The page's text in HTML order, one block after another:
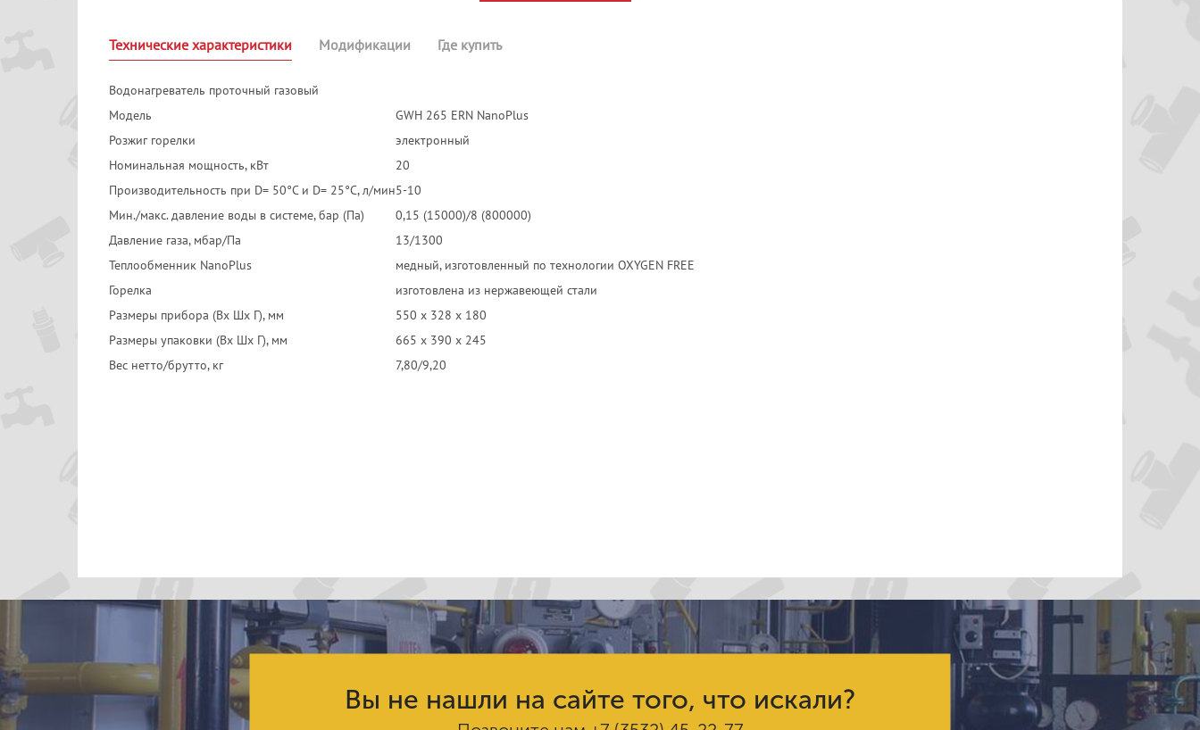
Технические характеристики Модификации Где купить
Водонагреватель проточный газовый
Модель
GWH 265 ERN NanoPlus
Розжиг горелки
электронный
Номинальная мощность, кВт
20
Производительность при D= 50°С и D= 25°С, л/мин5-10
Мин./макс. давление воды в системе, бар (Па)
0,15 (15000)/8 (800000)
Давление газа, мбар/Па
13/1300
Теплообменник NanoPlus
медный, изготовленный по технологии OXYGEN FREE
Горелка
изготовлена из нержавеющей стали
Размеры прибора (Вх Шх Г), мм
550 х 328 х 180
Размеры упаковки (Вх Шх Г), мм
665 х 390 х 245
Вес нетто/брутто, кг
7,80/9,20
Вы не нашли на сайте того, что искали?